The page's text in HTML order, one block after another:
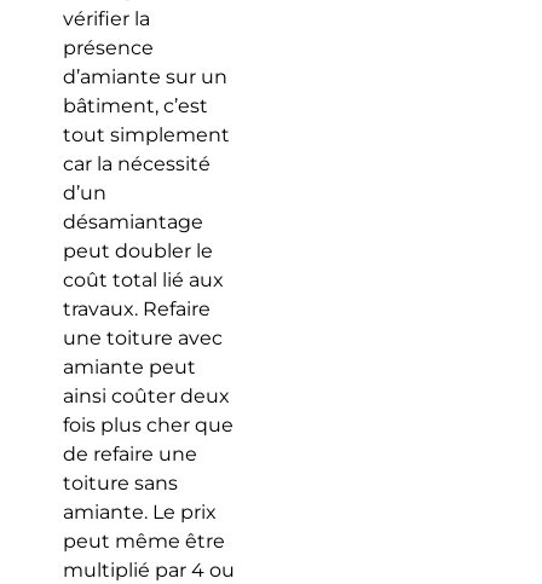
vérifier la
présence
d’amiante sur un
bâtiment, c’est
tout simplement
car la nécessité
d’un
désamiantage
peut doubler le
coût total lié aux
travaux. Refaire
une toiture avec
amiante peut
ainsi coûter deux
fois plus cher que
de refaire une
toiture sans
amiante. Le prix
peut même être
multiplié par 4 ou